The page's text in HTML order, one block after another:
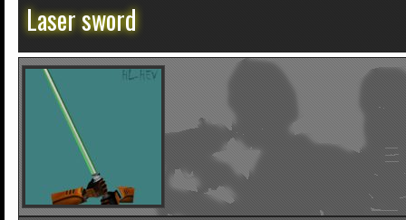
Laser sword